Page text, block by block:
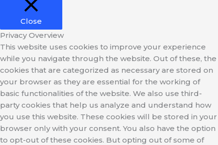
Close
Privacy Overview
This website uses cookies to improve your experience
while you navigate through the website. Out of these, the
cookies that are categorized as necessary are stored on
your browser as they are essential for the working of
basic functionalities of the website. We also use third-
party cookies that help us analyze and understand how
you use this website. These cookies will be stored in your
browser only with your consent. You also have the option
to opt-out of these cookies. But opting out of some of